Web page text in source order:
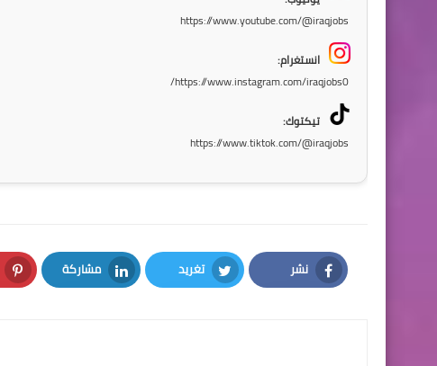
https://www.youtube.com/@iraqjobs
انستغرام:
https://www.instagram.com/iraqjobs0/
تيكتوك:
https://www.tiktok.com/@iraqjobs
نشر
Facebook
تغريد
Twitter
مشاركة
LinkedIn